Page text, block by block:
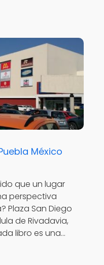
México
que un lugar
perspectiva
Plaza San Diego
de Rivadavia,
libro es una…